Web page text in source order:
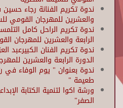
ندوة تكريم الفنانة رجاء حسين
والعشرين للمهرجان القومي
ندوة تكريم الراحل كامل
الرابعة والعشرين للمهرجان
ندوة تكريم الفنان الكبيرعبد
الدورة الرابعة والعشرين
ندوة بعنوان " يوم الوفاء في
طعيمة "
ورشة اكوا لتنمية الكتابة
الصفر"